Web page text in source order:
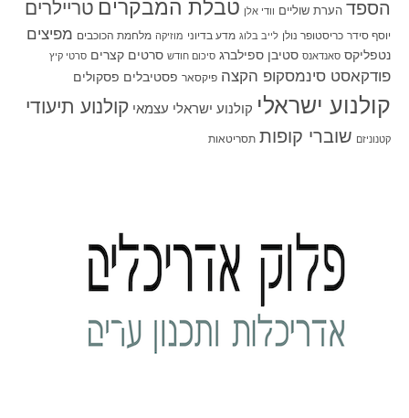
הספד הערת שוליים וודי אלן טבלת המבקרים טריילרים
יוסף סידר כריסטופר נולן לייב בלוג מדע בדיוני מוזיקה מלחמת הכוכבים מפיצים
נטפליקס סאנדאנס סטיבן ספילברג סיכום חודש סרטים קצרים סרטי קיץ
פודקאסט סינמסקופ הקצה פיקסאר פסטיבלים פסקולים
קולנוע ישראלי קולנוע ישראלי עצמאי קולנוע תיעודי
קטנוניזם שוברי קופות תסריטאות